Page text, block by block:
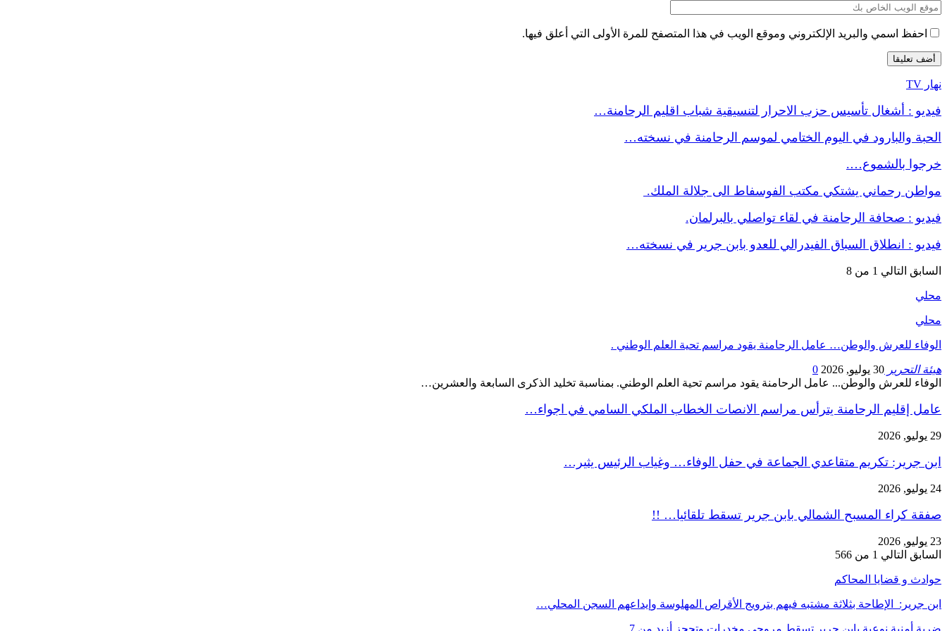
احفظ اسمي والبريد الإلكتروني وموقع الويب في هذا المتصفح للمرة الأولى التي أعلق فيها.
نهار TV
فيديو : أشغال تأسيس حزب الاحرار لتنسيقية شباب اقليم الرحامنة…
الحبة والبارود في اليوم الختامي لموسم الرحامنة في نسخته…
خرجوا بالشموع….
مواطن رحماني يشتكي مكتب الفوسفاط الى جلالة الملك.
فيديو : صحافة الرحامنة في لقاء تواصلي بالبرلمان.
فيديو : انطلاق السباق الفيدرالي للعدو بابن جرير في نسخته…
السابق التالي 1 من 8
محلي
محلي
الوفاء للعرش والوطن… عامل الرحامنة يقود مراسم تحية العلم الوطني .
هيئة التحرير 30 يوليو, 2026
0
الوفاء للعرش والوطن... عامل الرحامنة يقود مراسم تحية العلم الوطني. بمناسبة تخليد الذكرى السابعة والعشرين…
عامل إقليم الرحامنة يترأس مراسم الانصات الخطاب الملكي السامي في اجواء…
29 يوليو, 2026
ابن جرير: تكريم متقاعدي الجماعة في حفل الوفاء… وغياب الرئيس يثير…
24 يوليو, 2026
صفقة كراء المسبح الشمالي بابن جرير تسقط تلقائيا… !!
23 يوليو, 2026
السابق التالي 1 من 566
حوادث و قضايا المحاكم
ابن جرير: الإطاحة بثلاثة مشتبه فيهم بترويج الأقراص المهلوسة وإيداعهم السجن المحلي…
ضربة أمنية نوعية بابن جرير تسقط مروجي مخدرات وتحجز أزيد من 7…